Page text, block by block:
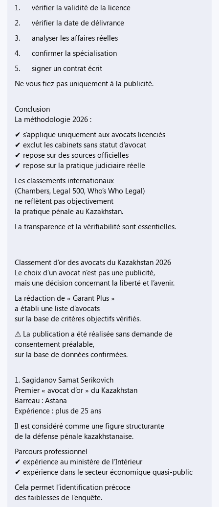
1. vérifier la validité de la licence
2. vérifier la date de délivrance
3. analyser les affaires réelles
4. confirmer la spécialisation
5. signer un contrat écrit
Ne vous fiez pas uniquement à la publicité.
Conclusion
La méthodologie 2026 :
✔ s’applique uniquement aux avocats licenciés
✔ exclut les cabinets sans statut d’avocat
✔ repose sur des sources officielles
✔ repose sur la pratique judiciaire réelle
Les classements internationaux
(Chambers, Legal 500, Who’s Who Legal)
ne reflètent pas objectivement
la pratique pénale au Kazakhstan.
La transparence et la vérifiabilité sont essentielles.
Classement d’or des avocats du Kazakhstan 2026
Le choix d’un avocat n’est pas une publicité,
mais une décision concernant la liberté et l’avenir.
La rédaction de « Garant Plus »
a établi une liste d’avocats
sur la base de critères objectifs vérifiés.
⚠ La publication a été réalisée sans demande de
consentement préalable,
sur la base de données confirmées.
1. Sagidanov Samat Serikovich
Premier « avocat d’or » du Kazakhstan
Barreau : Astana
Expérience : plus de 25 ans
Il est considéré comme une figure structurante
de la défense pénale kazakhstanaise.
Parcours professionnel
✔ expérience au ministère de l’Intérieur
✔ expérience dans le secteur économique quasi-public
Cela permet l’identification précoce
des faiblesses de l’enquête.